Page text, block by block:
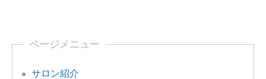
ページメニュー
サロン紹介